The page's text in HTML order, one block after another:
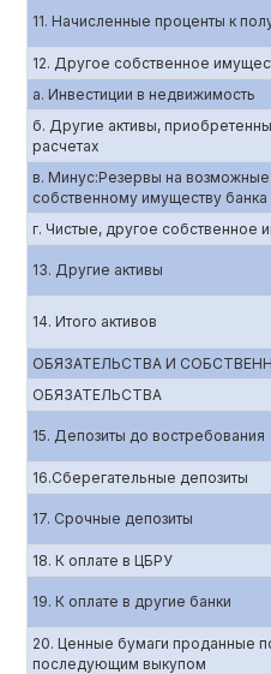
11. Начисленные проценты к
12. Другое собственное
а. Инвестиции в недвижимость
б. Другие активы,
расчетах
в. Минус:Резервы на
собственному имуществу банка
г. Чистые, другое собственное
13. Другие активы
14. Итого активов
ОБЯЗАТЕЛЬСТВА И
ОБЯЗАТЕЛЬСТВА
15. Депозиты до востребования
16.Сберегательные депозиты
17. Срочные депозиты
18. К оплате в ЦБРУ
19. К оплате в другие банки
20. Ценные бумаги проданные
последующим выкупом